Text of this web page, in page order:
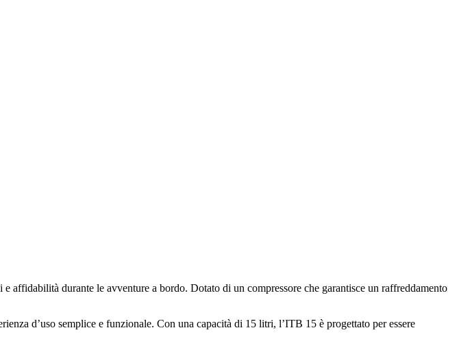
affidabilità durante le avventure a bordo. Dotato di un compressore che garantisce un raffreddamento
d’uso semplice e funzionale. Con una capacità di 15 litri, l’ITB 15 è progettato per essere